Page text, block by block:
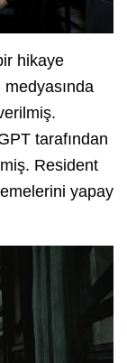
hikaye
medyasında
tarafından
Resident
yapay